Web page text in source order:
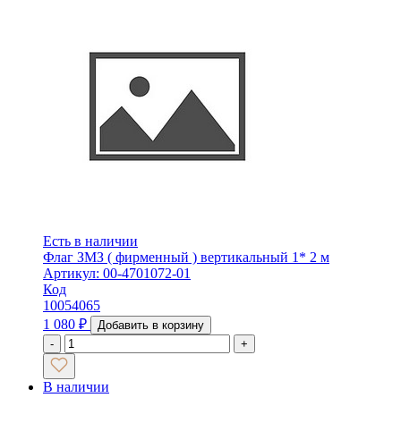
Есть в наличии
Флаг ЗМЗ ( фирменный ) вертикальный 1* 2 м
Артикул: 00-4701072-01
Код
10054065
1 080 ₽
Добавить в корзину
-
+
В наличии